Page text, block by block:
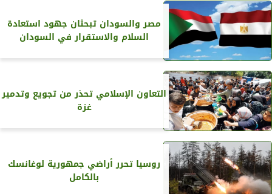
مصر والسودان تبحثان جهود استعادة
السلام والاستقرار في السودان
التعاون الإسلامي تحذر من تجويع وتدمير
غزة
روسيا تحرر أراضي جمهورية لوغانسك
بالكامل